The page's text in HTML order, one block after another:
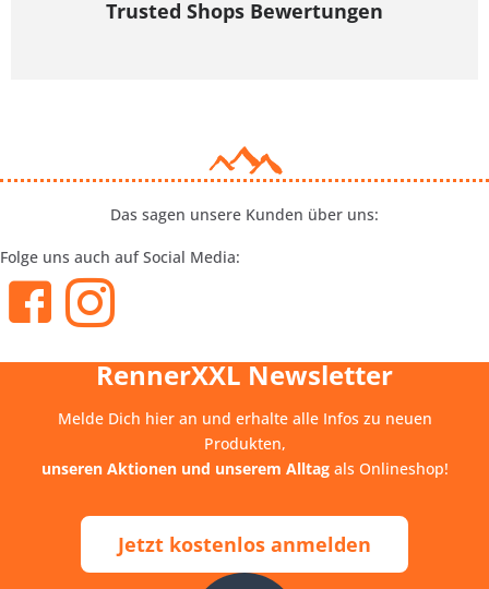
Trusted Shops Bewertungen
Das sagen unsere Kunden über uns:
Folge uns auch auf Social Media:
RennerXXL Newsletter
Melde Dich hier an und erhalte alle Infos zu neuen
Produkten,
unseren Aktionen und unserem Alltagals Onlineshop!
Jetzt kostenlos anmelden